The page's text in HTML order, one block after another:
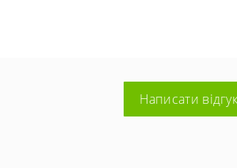
Написати відгук